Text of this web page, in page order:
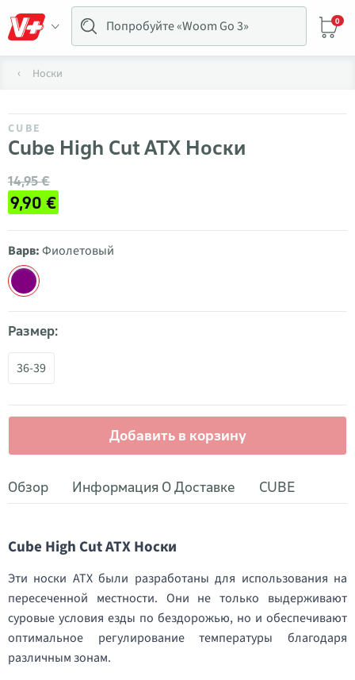
0
Носки
CUBE
Cube High Cut ATX Носки
14,95 €
9,90 €
Варв:Фиолетовый
Размер:
36-39
Добавить в корзину
Обзор Информация О Доставке CUBE
Cube High Cut ATX Носки
Эти носки ATX были разработаны для использования на
пересеченной местности. Они не только выдерживают
суровые условия езды по бездорожью, но и обеспечивают
оптимальное регулирование температуры благодаря
различным зонам.